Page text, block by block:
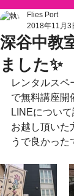
深谷中教
ました✨
Flies Port
2018年11月3
レンタルスペ
で無料講座開
LINEについて
お越し頂いた
うで良かった